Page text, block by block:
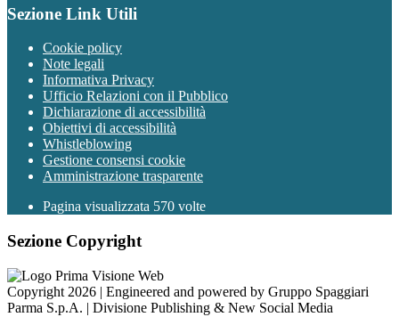
Sezione Link Utili
Cookie policy
Note legali
Informativa Privacy
Ufficio Relazioni con il Pubblico
Dichiarazione di accessibilità
Obiettivi di accessibilità
Whistleblowing
Gestione consensi cookie
Amministrazione trasparente
Pagina visualizzata 570 volte
Sezione Copyright
Copyright 2026 | Engineered and powered by Gruppo Spaggiari
Parma S.p.A. | Divisione Publishing & New Social Media